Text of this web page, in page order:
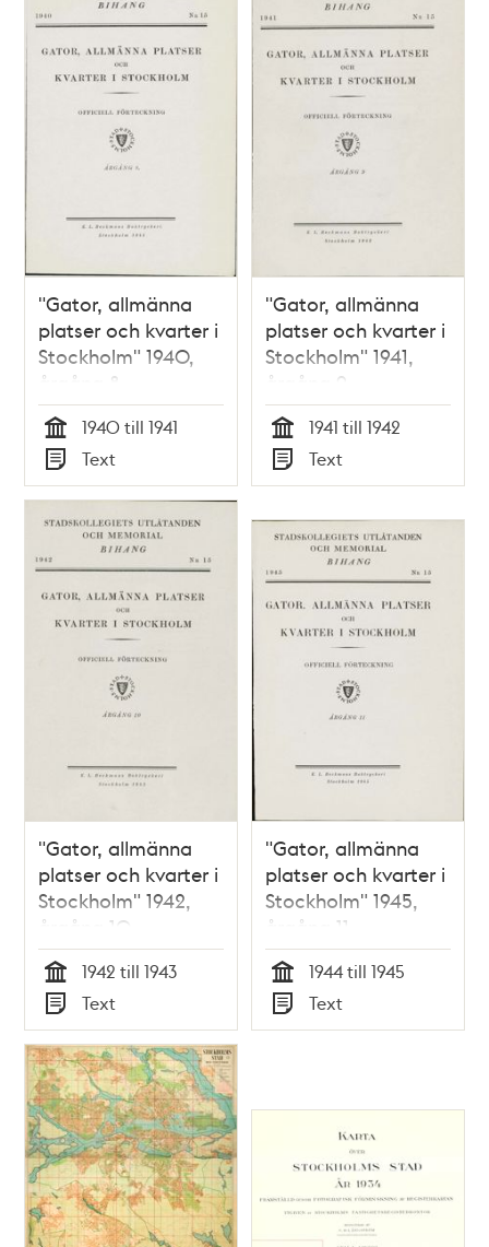
"Gator, allmänna
platser och kvarter i
Stockholm" 1940,
årgång 8
Tid
1940 till 1941
Typ
Text
"Gator, allmänna
platser och kvarter i
Stockholm" 1941,
årgång 9
Tid
1941 till 1942
Typ
Text
"Gator, allmänna
platser och kvarter i
Stockholm" 1942,
årgång 10
Tid
1942 till 1943
Typ
Text
"Gator, allmänna
platser och kvarter i
Stockholm" 1945,
årgång 11
Tid
1944 till 1945
Typ
Text